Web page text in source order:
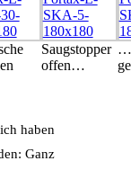
Saugstopper
offen…
…
haben
Ganz